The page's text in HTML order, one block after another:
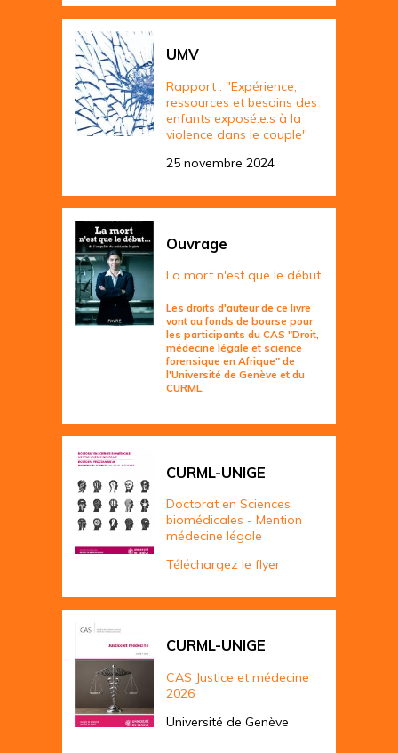
UMV
Rapport : "Expérience,
ressources et besoins des
enfants exposé.e.s à la
violence dans le couple"
25 novembre 2024
Ouvrage
La mort n'est que le début
Les droits d'auteur de ce livre
vont au fonds de bourse pour
les participants du CAS "Droit,
médecine légale et science
forensique en Afrique" de
l'Université de Genève et du
CURML.
CURML-UNIGE
Doctorat en Sciences
biomédicales - Mention
médecine légale
Téléchargez le flyer
CURML-UNIGE
CAS Justice et médecine
2026
Université de Genève